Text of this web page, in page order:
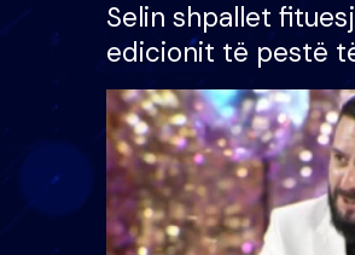
Selin shpallet
edicionit të pestë
Brother VIP,
çmimin e madh
mijë eurosh